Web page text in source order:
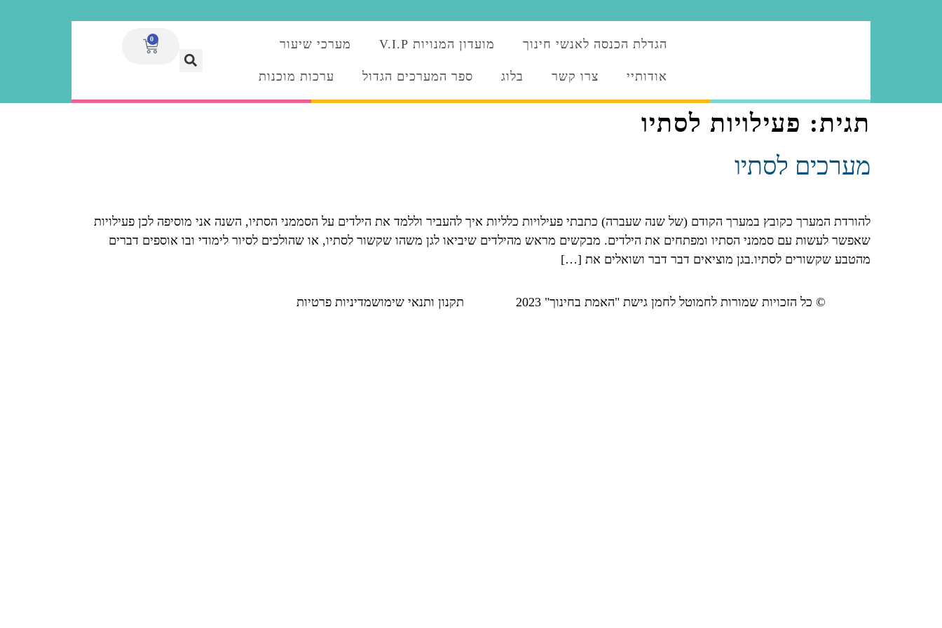
הגדלת הכנסה לאנשי חינוך מועדון המנויות V.I.P מערכי שיעור
אודותיי צרו קשר בלוג ספר המערכים הגדול ערכות מוכנות
0
תגית: פעילויות לסתיו
מערכים לסתיו
להורדת המערך כקובץ במערך הקודם (של שנה שעברה) כתבתי פעילויות כלליות איך להעביר וללמד את הילדים על הסממני הסתיו, השנה אני מוסיפה לכן פעילויות
שאפשר לעשות עם סממני הסתיו ומפתחים את הילדים. מבקשים מראש מהילדים שיביאו לגן משהו שקשור לסתיו, או שהולכים לסיור לימודי ובו אוספים דברים
מהטבע שקשורים לסתיו.בגן מוציאים דבר דבר ושואלים את […]
© כל הזכויות שמורות לחמוטל לחמן גישת "האמת בחינוך" 2023 תקנון ותנאי שימושמדיניות פרטיות